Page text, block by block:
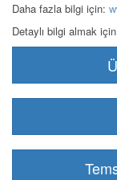
Daha fazla bilgi için:
Detaylı bilgi almak için